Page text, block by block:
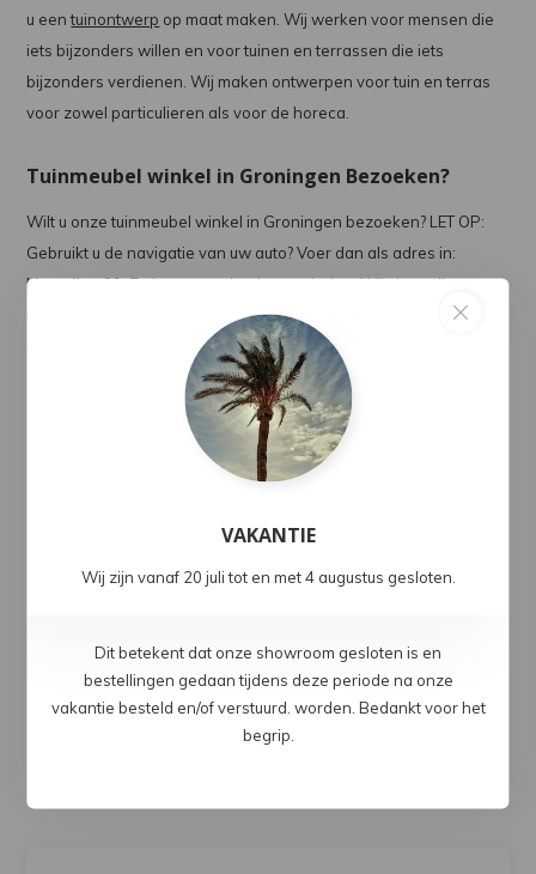
u eentuinontwerp op maat maken. Wij werken voor mensen die
iets bijzonders willen en voor tuinen en terrassen die iets
bijzonders verdienen. Wij maken ontwerpen voor tuin en terras
voor zowel particulieren als voor de horeca.
Tuinmeubel winkel in Groningen Bezoeken?
Wilt u onze tuinmeubel winkel in Groningen bezoeken? LET OP:
Gebruikt u de navigatie van uw auto? Voer dan als adres in:
Hoendiep 99. Zo kunt u ons het beste vinden. Wij zitten direct
naast Swiss Sense. Wij zien u graag in onze tuinmeubel winkel in
VAKANTIE
Wij zijn vanaf 20 juli tot en met 4 augustus gesloten.
Dit betekent dat onze showroom gesloten is en
bestellingen gedaan tijdens deze periode na onze
vakantie besteld en/of verstuurd. worden. Bedankt voor het
begrip.